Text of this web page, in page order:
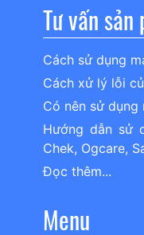
Tư vấn sản
Cách sử dụng
Cách xử lý lỗi
Có nên sử
Hướng dẫn sử
Chek, Ogcare,
Đọc thêm...
Menu